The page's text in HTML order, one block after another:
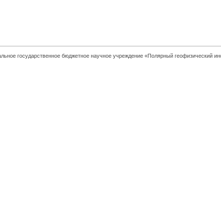
государственное бюджетное научное учреждение «Полярный геофизический